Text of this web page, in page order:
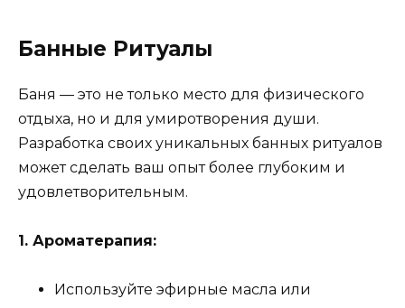
Банные Ритуалы
Баня — это не только место для физического
отдыха, но и для умиротворения души.
Разработка своих уникальных банных ритуалов
может сделать ваш опыт более глубоким и
удовлетворительным.
1. Ароматерапия:
Используйте эфирные масла или